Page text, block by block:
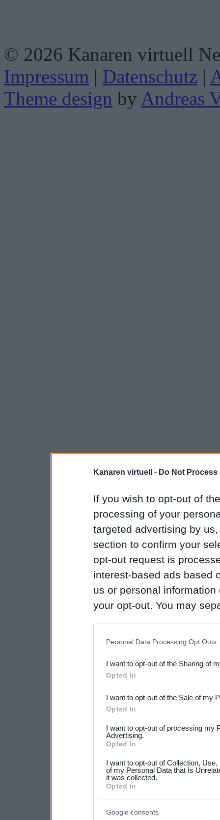
Kanaren virtuell - Do Not
If you wish to opt-out of
processing of your
targeted advertising by
section to confirm your
opt-out request is
interest-based ads based
us or personal
your opt-out. You may
Downstream Participants
third parties.
Please note that this
not limited to your visit or
your data for below
consent section.
Personal Data Processing Opt Outs
I want to opt-out of the Sharing of
Opted In
I want to opt-out of the Sale of my
Opted In
I want to opt-out of processing my
Advertising.
Opted In
I want to opt-out of Collection,
of my Personal Data that Is
it was collected.
Opted In
Google consents
© 2026 Kanaren virtuell
Impressum | Datenschutz |
Theme design by Andreas